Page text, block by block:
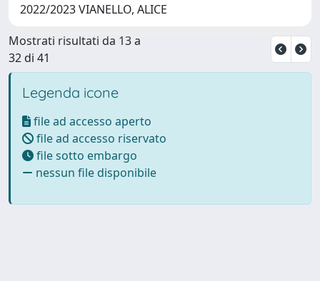
2022/2023 VIANELLO, ALICE
Mostrati risultati da 13 a
32 di 41
Legenda icone
file ad accesso aperto
file ad accesso riservato
file sotto embargo
nessun file disponibile